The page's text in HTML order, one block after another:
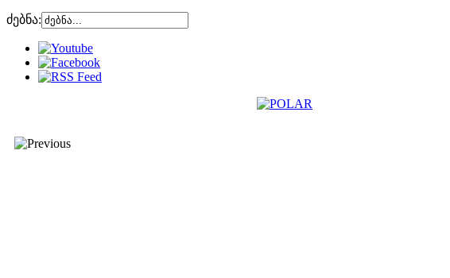
ძებნა: